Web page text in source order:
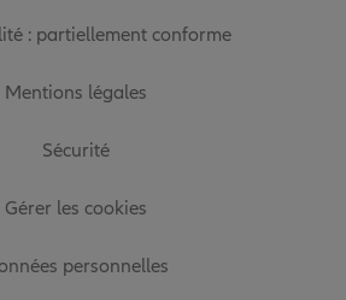
: partiellement conforme
Mentions légales
Sécurité
Gérer les cookies
personnelles